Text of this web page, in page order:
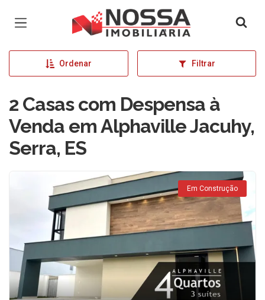
Página inicial
Ordenar Filtrar
2 Casas com Despensa à
Venda em Alphaville Jacuhy,
Serra, ES
Em Construção